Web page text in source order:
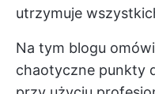
utrzymuje
Na tym blogu
chaotyczne punkty